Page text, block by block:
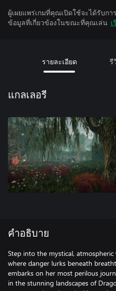
ผู้เผยแพร่เกมที่คุณเปิดใช้จะได้รับก
ข้อมูลที่เกี่ยวข้องในขณะที่คุณเล่น
รายละเอียด รี
แกลเลอรี
คำอธิบาย
Step into the mystical, atmospheric
where danger lurks beneath
embarks on her most perilous
in the stunning landscapes of